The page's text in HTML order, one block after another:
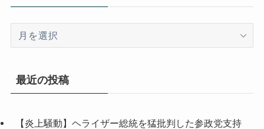
イ
最近の投稿
【炎上騒動】ヘライザー総統を猛批判した参政党支持